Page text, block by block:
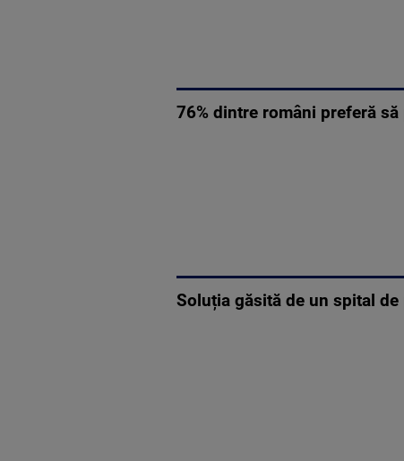
76% dintre români preferă
Soluția găsită de un spital